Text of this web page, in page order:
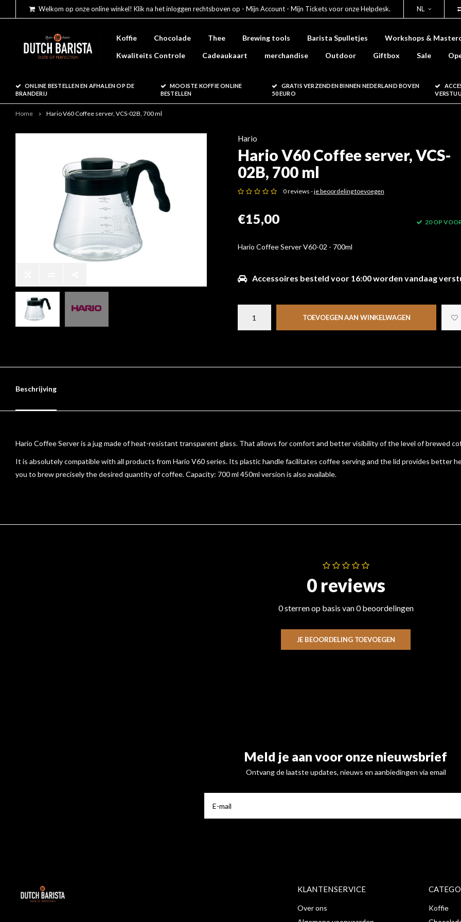
Welkom op onze online winkel! Klik na het inloggen rechtsboven op - Mijn Account - Mijn Tickets voor onze Helpdesk. NL
Koffie Chocolade Thee Brewing tools Barista Spulletjes Workshops &
Kwaliteits Controle
Cadeaukaart merchandise Outdoor Giftbox Sale
ONLINE BESTELLEN EN AFHALEN OP DE
BRANDERIJ
MOOISTE KOFFIE ONLINE
BESTELLEN
GRATIS VERZENDEN BINNEN NEDERLAND BOVEN
50 EURO
Home Hario V60 Coffee server, VCS-02B, 700 ml
Hario
Hario V60 Coffee server, VCS-
02B, 700 ml
0 reviews -je beoordeling toevoegen
€15,00 20 OP
Hario Coffee Server V60-02 - 700ml
Accessoires besteld voor 16:00 worden vandaag
TOEVOEGEN AAN WINKELWAGEN
Beschrijving
Hario Coffee Server is a jug made of heat-resistant transparent glass. That allows for comfort and better visibility of the level of brewed
It is absolutely compatible with all products from Hario V60 series. Its plastic handle facilitates coffee serving and the lid provides better
you to brew precisely the desired quantity of coffee. Capacity: 700 ml 450ml version is also available.
0 reviews
0 sterren op basis van 0 beoordelingen
JE BEOORDELING TOEVOEGEN
Meld je aan voor onze nieuwsbrief
Ontvang de laatste updates, nieuws en aanbiedingen via email
KLANTENSERVICE
Over ons
Koffie